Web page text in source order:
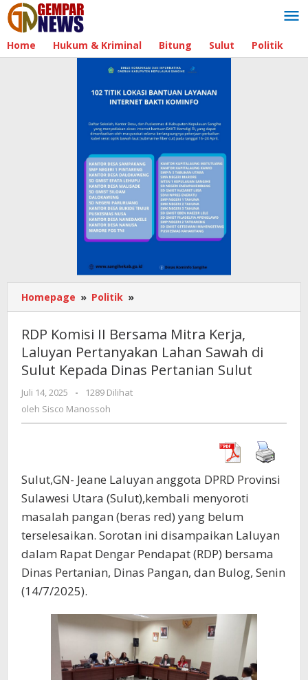
Lewati
ke
konten
Home Hukum & Kriminal Bitung Sulut Politik
Homepage » Politik »
Komisi
Bersama
Mitra
Kerja,
Sawah
Dinas
Pertanian
Sulut
RDP Komisi II Bersama Mitra Kerja,
Laluyan Pertanyakan Lahan Sawah di
Sulut Kepada Dinas Pertanian Sulut
Juli 14, 2025
oleh
Sisco
-
1289 Dilihat
oleh Sisco Manossoh
Sulut,GN- Jeane Laluyan anggota DPRD Provinsi
Sulawesi Utara (Sulut),kembali menyoroti
masalah pangan (beras red) yang belum
terselesaikan. Sorotan ini disampaikan Laluyan
dalam Rapat Dengar Pendapat (RDP) bersama
Dinas Pertanian, Dinas Pangan, dan Bulog, Senin
(14/7/2025).